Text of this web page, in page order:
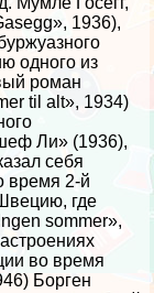
1936),
одного из
роман
til alt», 1934)
Ли» (1936),
себя
время 2-й
где
sommer»,
во время
Борген